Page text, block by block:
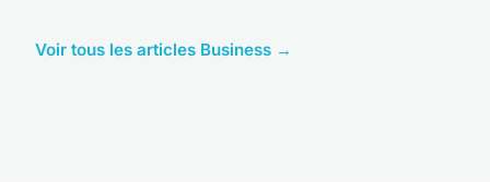
Voir tous les articles Business →